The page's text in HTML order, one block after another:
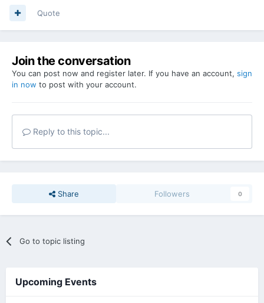
Quote
Join the conversation
You can post now and register later. If you have an account, sign
in now to post with your account.
Reply to this topic...
Share Followers 0
Go to topic listing
Upcoming Events